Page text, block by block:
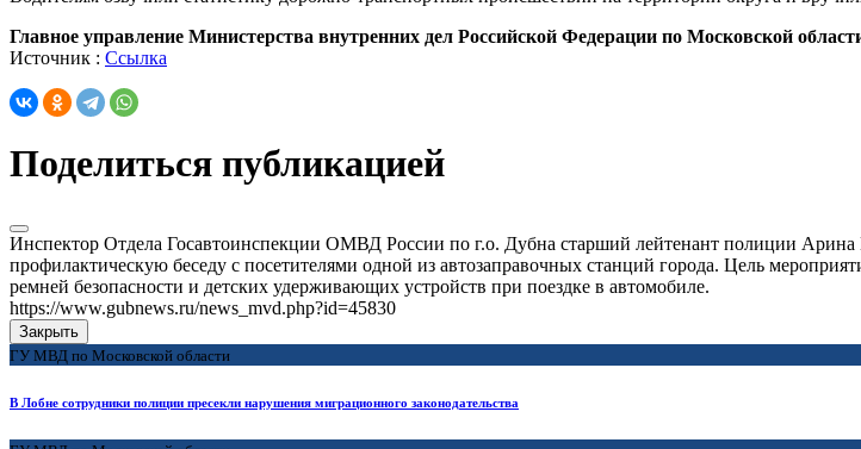
Главное управление Министерства внутренних дел Российской Федерации по Московской
Источник : Ссылка
Поделиться публикацией
Инспектор Отдела Госавтоинспекции ОМВД России по г.о. Дубна старший лейтенант полиции Арина
профилактическую беседу с посетителями одной из автозаправочных станций города. Цель
ремней безопасности и детских удерживающих устройств при поездке в автомобиле.
https://www.gubnews.ru/news_mvd.php?id=45830
Закрыть
ГУ МВД по Московской области
В Лобне сотрудники полиции пресекли нарушения миграционного законодательства